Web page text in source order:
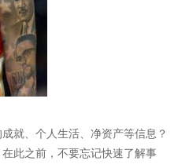
就、个人生活、净资产等信息？
此之前，不要忘记快速了解事